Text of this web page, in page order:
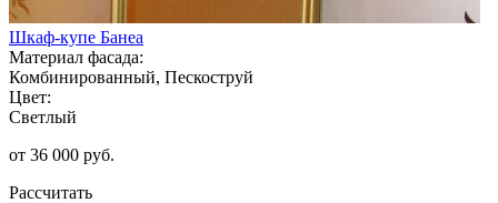
Шкаф-купе Банеа
Материал фасада:
Комбинированный, Пескоструй
Цвет:
Светлый
от 36 000 руб.
Рассчитать